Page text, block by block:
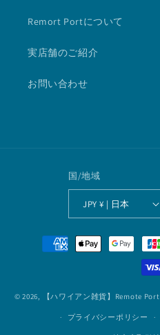
Remort Portについて
実店舗のご紹介
お問い合わせ
国/地域
JPY ¥ | 日本
法
© 2026, 【ハワイアン雑貨】Remote Port
プライバシーポリシー